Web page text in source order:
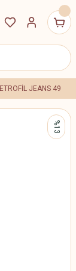
ETROFİL JEANS 49
%13